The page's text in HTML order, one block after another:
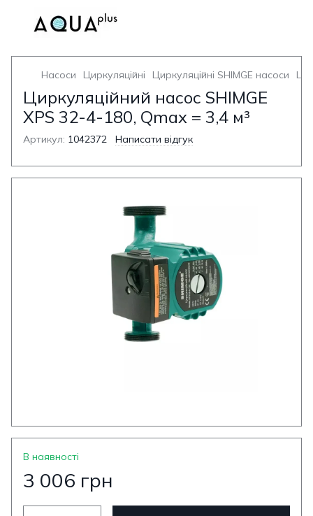
Насоси Циркуляційні Циркуляційні SHIMGE насоси
Циркуляційний насос SHIMGE
XPS 32-4-180, Qmax = 3,4 м³
Артикул: 1042372 Написати відгук
В наявності
3 006 грн